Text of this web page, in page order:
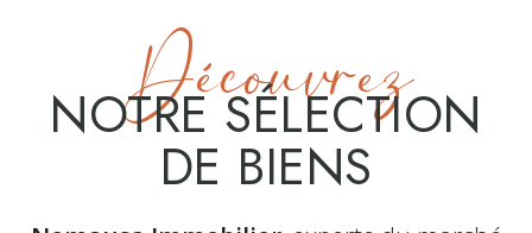
Découvrez
NOTRE SÉLECTION
DE BIENS